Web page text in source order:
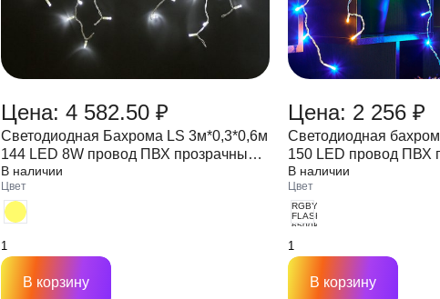
Цена: 4 582.50 ₽
Светодиодная Бахрома LS 3м*0,3*0,6м
144 LED 8W провод ПВХ прозрачный
2,3мм IP65 (стыкуется)
В наличии
Цвет
В корзину
Цена: 2 256 ₽
Светодиодная
150 LED провод ПВХ
IP44 (стыкуется)
В наличии
Цвет
RGBY+
FLASH
6500К
В корзину